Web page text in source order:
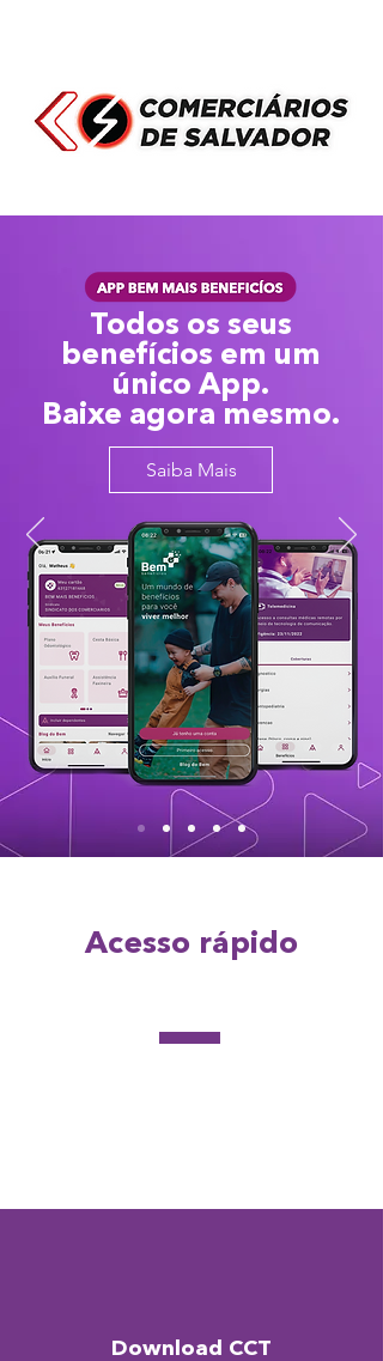
Saiba Mais
Todos os seus
benefícios em um
único App.
Baixe agora mesmo.
Acesso rápido
Download CCT